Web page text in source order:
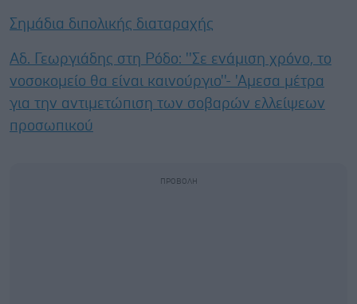
Σημάδια διπολικής διαταραχής
Αδ. Γεωργιάδης στη Ρόδο: ''Σε ενάμιση χρόνο, το
νοσοκομείο θα είναι καινούργιο''- 'Αμεσα μέτρα
για την αντιμετώπιση των σοβαρών ελλείψεων
προσωπικού